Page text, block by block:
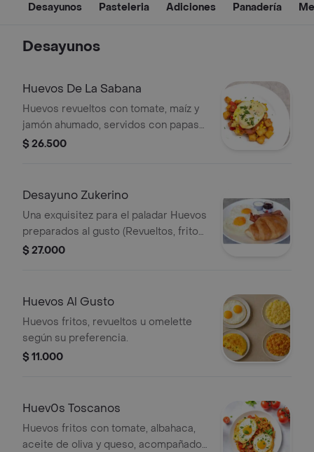
Desayunos Pasteleria Adiciones Panadería
Desayunos
Huevos De La Sabana
Huevos revueltos con tomate, maíz y
jamón ahumado, servidos con papas
salteadas al romero.
$ 26.500
Desayuno Zukerino
Una exquisitez para el paladar Huevos
preparados al gusto (Revueltos, fritos
o Con Cebolla y Tomate) servidos con
chocolate, acompañados de una
$ 27.000
Huevos Al Gusto
Huevos fritos, revueltos u omelette
según su preferencia.
$ 11.000
Huev0s Toscanos
Huevos fritos con tomate, albahaca,
aceite de oliva y queso, acompañados